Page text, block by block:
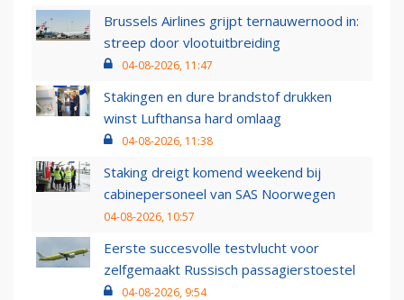
Brussels Airlines grijpt ternauwernood in:
streep door vlootuitbreiding
04-08-2026, 11:47
Stakingen en dure brandstof drukken
winst Lufthansa hard omlaag
04-08-2026, 11:38
Staking dreigt komend weekend bij
cabinepersoneel van SAS Noorwegen
04-08-2026, 10:57
Eerste succesvolle testvlucht voor
zelfgemaakt Russisch passagierstoestel
04-08-2026, 9:54